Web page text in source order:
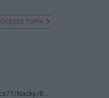
ÖSSZES TOPIK